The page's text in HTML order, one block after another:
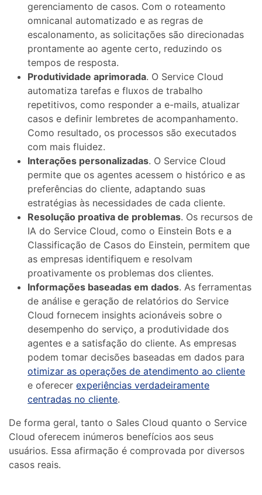
gerenciamento de casos. Com o roteamento
omnicanal automatizado e as regras de
escalonamento, as solicitações são direcionadas
prontamente ao agente certo, reduzindo os
tempos de resposta.
Produtividade aprimorada. O Service Cloud
automatiza tarefas e fluxos de trabalho
repetitivos, como responder a e-mails, atualizar
casos e definir lembretes de acompanhamento.
Como resultado, os processos são executados
com mais fluidez.
Interações personalizadas. O Service Cloud
permite que os agentes acessem o histórico e as
preferências do cliente, adaptando suas
estratégias às necessidades de cada cliente.
Resolução proativa de problemas. Os recursos de
IA do Service Cloud, como o Einstein Bots e a
Classificação de Casos do Einstein, permitem que
as empresas identifiquem e resolvam
proativamente os problemas dos clientes.
Informações baseadas em dados. As ferramentas
de análise e geração de relatórios do Service
Cloud fornecem insights acionáveis ​​sobre o
desempenho do serviço, a produtividade dos
agentes e a satisfação do cliente. As empresas
podem tomar decisões baseadas em dados para
otimizar as operações de atendimento ao cliente
e oferecerexperiências verdadeiramente
centradas no cliente.
De forma geral, tanto o Sales Cloud quanto o Service
Cloud oferecem inúmeros benefícios aos seus
usuários. Essa afirmação é comprovada por diversos
casos reais.